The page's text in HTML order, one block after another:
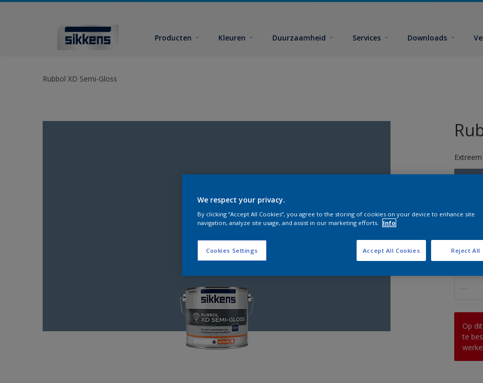
Producten Kleuren Duurzaamheid Services Downloads
Rubbol XD Semi-Gloss
Op
te
We respect your privacy.
By clicking “Accept All Cookies”, you agree to the storing of cookies on your device to enhance site
navigation, analyze site usage, and assist in our marketing efforts.
Info
Cookies Settings Reject All
Accept All Cookies